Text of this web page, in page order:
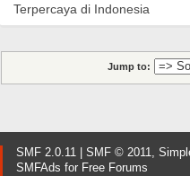
Terpercaya di Indonesia
Jump to:
SMF 2.0.11 SMF © 2011,
SMFAds for Free Forums